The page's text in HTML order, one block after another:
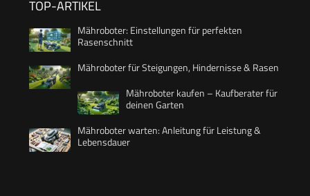
TOP-ARTIKEL
Mähroboter: Einstellungen für perfekten
Rasenschnitt
Mähroboter für Steigungen, Hindernisse & Rasen
Mähroboter kaufen – Kaufberater für
deinen Garten
Mähroboter warten: Anleitung für Leistung &
Lebensdauer